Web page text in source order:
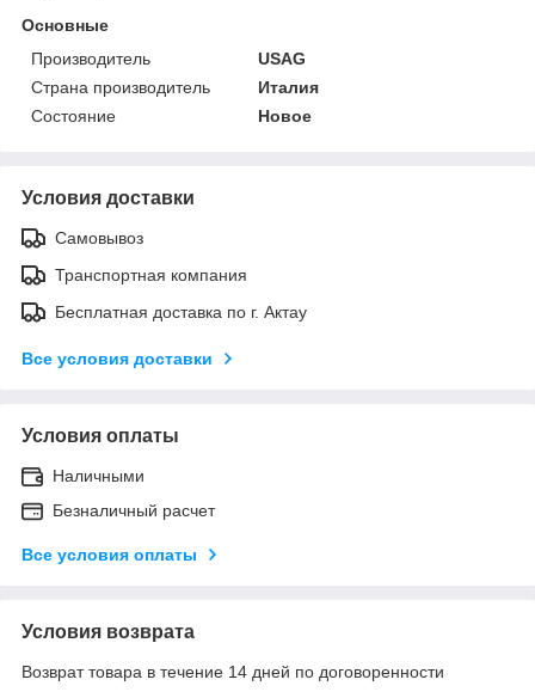
Основные
Производитель
USAG
Страна производитель
Италия
Состояние
Новое
Условия доставки
Самовывоз
Транспортная компания
Бесплатная доставка по г. Актау
Все условия доставки
Условия оплаты
Наличными
Безналичный расчет
Все условия оплаты
Условия возврата
Возврат товара в течение 14 дней по договоренности